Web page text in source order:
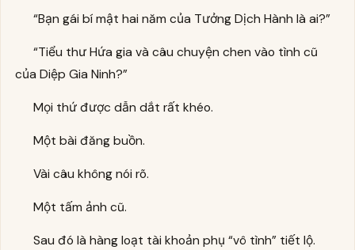
“Bạn gái bí mật hai năm của Tưởng Dịch Hành là ai?”
“Tiểu thư Hứa gia và câu chuyện chen vào tình cũ
của Diệp Gia Ninh?”
Mọi thứ được dẫn dắt rất khéo.
Một bài đăng buồn.
Vài câu không nói rõ.
Một tấm ảnh cũ.
Sau đó là hàng loạt tài khoản phụ “vô tình” tiết lộ.